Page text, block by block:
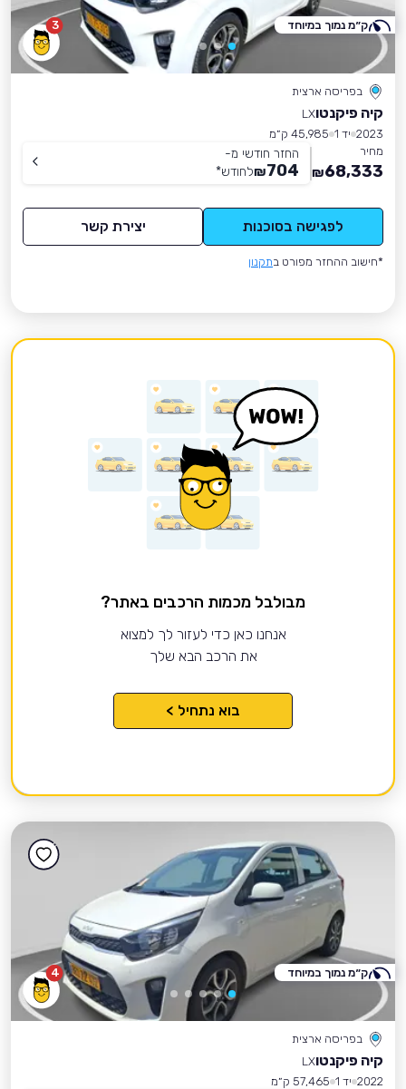
3
בפריסה ארצית
קיה פיקנטוLX
2023 יד 1
45,985 ק״מ
מחיר
68,333
₪
החזר חודשי מ-
704
₪לחודש*
לפגישה בסוכנות יצירת קשר
*חישוב ההחזר מפורט בתקנון
ק״מ נמוך במיוחד
מבולבל מכמות הרכבים באתר?
אנחנו כאן כדי לעזור לך למצוא
את הרכב הבא שלך
בוא נתחיל >
4
בפריסה ארצית
קיה פיקנטוLX
2022 יד 1
57,465 ק״מ
ק״מ נמוך במיוחד